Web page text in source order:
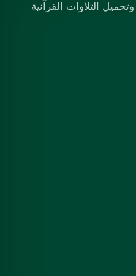
التلاوات القرآنية